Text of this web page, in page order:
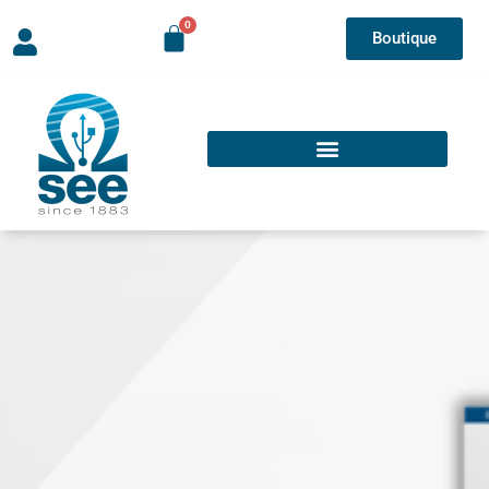
Boutique